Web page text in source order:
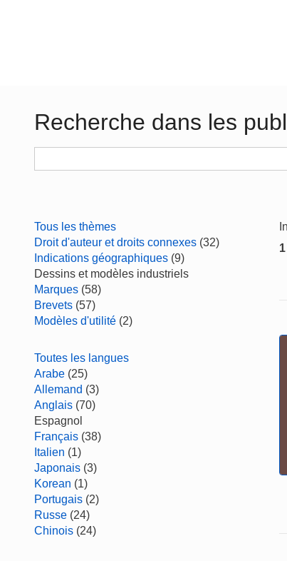
Recherche dans les
Tous les thèmes
Droit d'auteur et droits connexes (32)
Indications géographiques (9)
Dessins et modèles industriels
Marques (58)
Brevets (57)
Modèles d'utilité (2)
Toutes les langues
Arabe (25)
Allemand (3)
Anglais (70)
Espagnol
Français (38)
Italien (1)
Japonais (3)
Korean (1)
Portugais (2)
Russe (24)
Chinois (24)